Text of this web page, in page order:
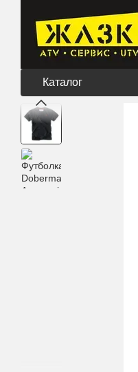
Перейти до основного
Каталог